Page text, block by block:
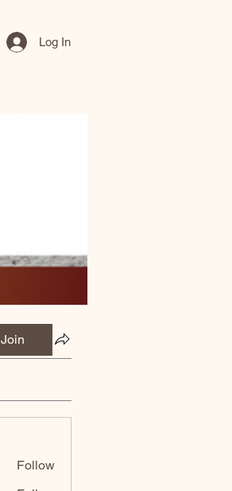
Log In
Join
Follow